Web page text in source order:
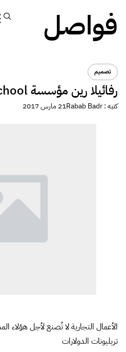
فواصل
تصميم
رفائيلا رين مؤسسة UX school
كتبه :Rabab Badr21 مارس 2017
الأعمال التجارية لا تُصنع لأجل هؤلاء
تريليونات الدولارات